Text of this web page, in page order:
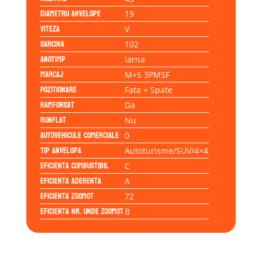
Diametru anvelope 19
Viteza V
Sarcina 102
Anotimp Iarna
Marcaj M+S 3PMSF
Pozitionare Fata + Spate
Ramforsat Da
Runflat Nu
Autovehicule comerciale 0
Tip anvelopa Autoturisme/SUV/4×4
Eficienta Combustibil C
Eficienta Aderenta A
Eficienta Zgomot 72
Eficienta Nr. Unde ZgomotB